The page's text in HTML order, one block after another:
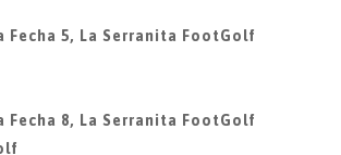
Fecha 5, La Serranita FootGolf
Fecha 8, La Serranita FootGolf